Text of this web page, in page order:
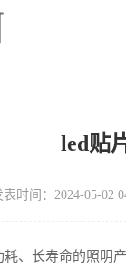
led贴
表时间：2024-05-02
、长寿命的照明